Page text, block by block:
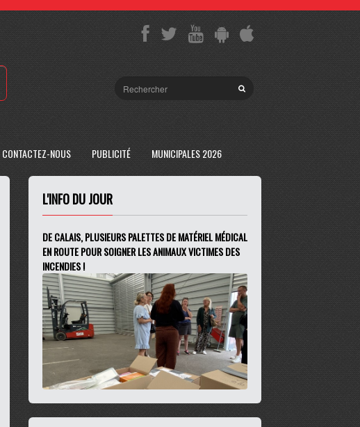
CONTACTEZ-NOUS PUBLICITÉ MUNICIPALES 2026
L'INFO DU JOUR
DE CALAIS, PLUSIEURS PALETTES DE MATÉRIEL MÉDICAL
EN ROUTE POUR SOIGNER LES ANIMAUX VICTIMES DES
INCENDIES !